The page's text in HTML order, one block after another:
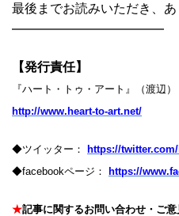
最後までお読みいただき、あ
━━━━━━━━━━━━
【発行責任】
『ハート・トゥ・アート』（渡辺）
http://www.heart-to-art.net/
◆ツイッター： https://
◆facebookページ： https://
★記事に関するお問い合わせ・ご